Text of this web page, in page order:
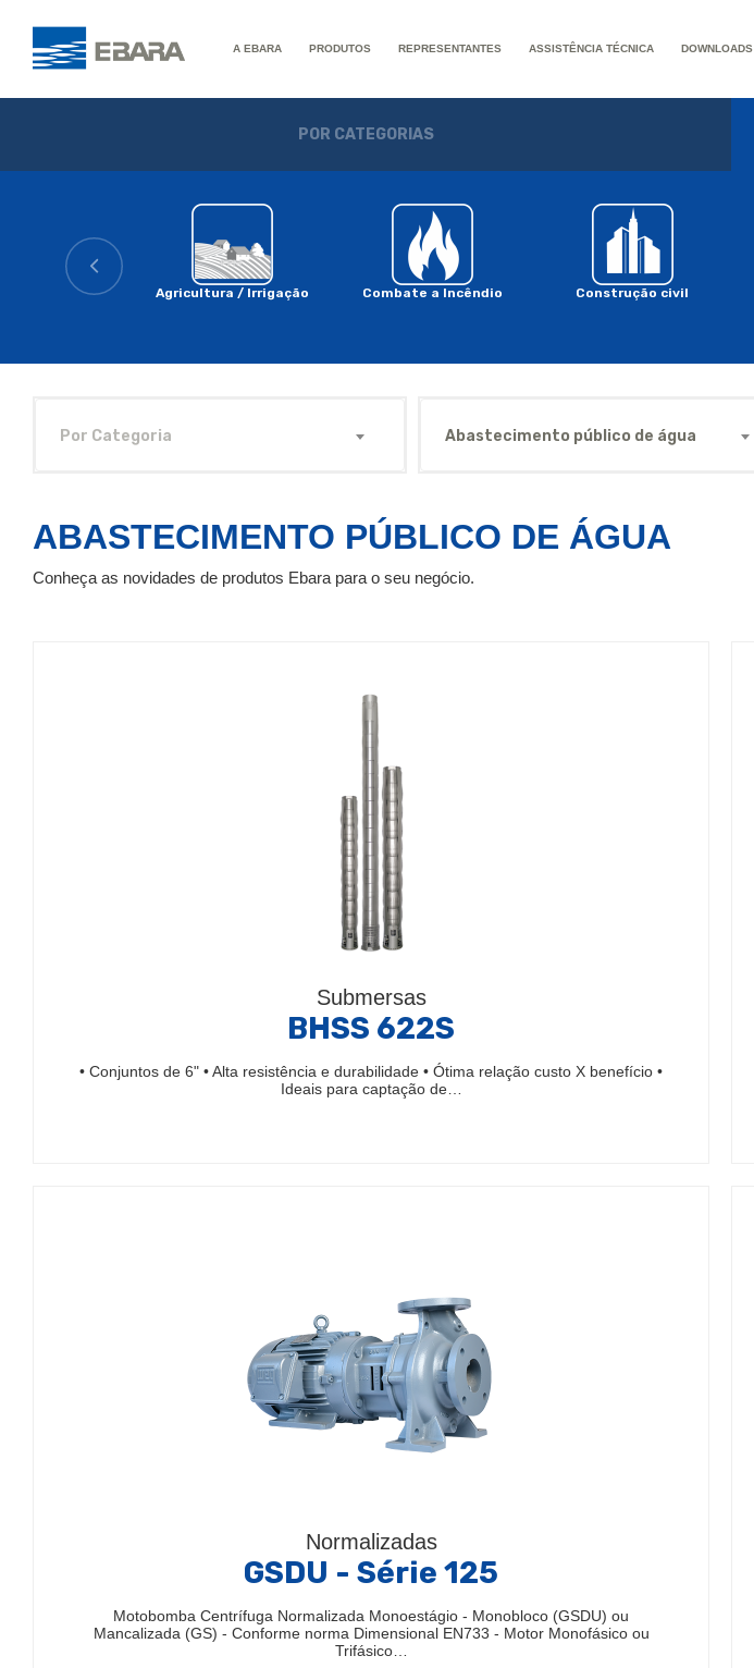
A EBARA PRODUTOS REPRESENTANTES ASSISTÊNCIA TÉCNICA DOWNLOADS
POR CATEGORIAS
Agricultura / Irrigação Combate a Incêndio Construção civil
Por Categoria Abastecimento público de água
ABASTECIMENTO PÚBLICO DE ÁGUA
Conheça as novidades de produtos Ebara para o seu negócio.
Submersas
BHSS 622S
• Conjuntos de 6" • Alta resistência e durabilidade • Ótima relação custo X benefício •
Ideais para captação de…
Normalizadas
GSDU - Série 125
Motobomba Centrífuga Normalizada Monoestágio - Monobloco (GSDU) ou
Mancalizada (GS) - Conforme norma Dimensional EN733 - Motor Monofásico ou
Trifásico…